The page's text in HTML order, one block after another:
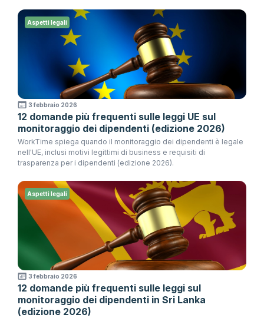
3 febbraio 2026
12 domande più frequenti sulle leggi UE sul
monitoraggio dei dipendenti (edizione 2026)
WorkTime spiega quando il monitoraggio dei dipendenti è legale
nell'UE, inclusi motivi legittimi di business e requisiti di
trasparenza per i dipendenti (edizione 2026).
Aspetti legali
3 febbraio 2026
12 domande più frequenti sulle leggi sul
monitoraggio dei dipendenti in Sri Lanka
(edizione 2026)
Aspetti legali